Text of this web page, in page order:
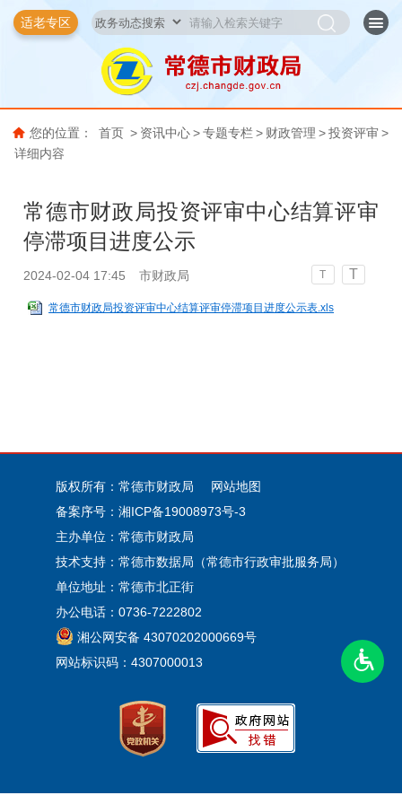
适老专区
您的位置： 首页 > 资讯中心 > 专题专栏 > 财政管理 > 投资评审 >
详细内容
常德市财政局投资评审中心结算评审
停滞项目进度公示
2024-02-04 17:45 市财政局 T T
常德市财政局投资评审中心结算评审停滞项目进度公示表.xls
版权所有：常德市财政局
网站地图
备案序号： 湘ICP备19008973号-3
主办单位：常德市财政局
技术支持：常德市数据局（常德市行政审批服务局）
单位地址：常德市北正街
办公电话：0736-7222802
湘公网安备 43070202000669号
网站标识码：4307000013